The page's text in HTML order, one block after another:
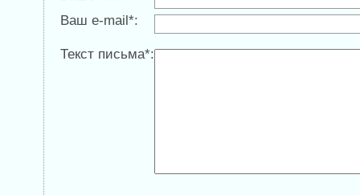
Ваш e-mail*:
Текст письма*: